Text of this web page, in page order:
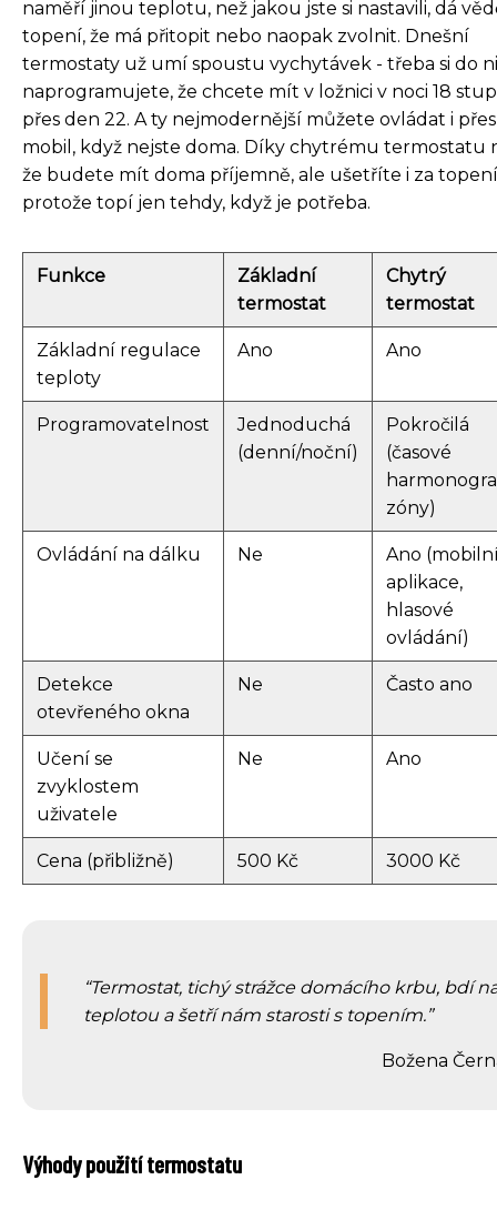
naměří jinou teplotu, než jakou jste si nastavili, dá
topení, že má přitopit nebo naopak zvolnit. Dnešní
termostaty už umí spoustu vychytávek - třeba si do
naprogramujete, že chcete mít v ložnici v noci 18
přes den 22. A ty nejmodernější můžete ovládat i přes
mobil, když nejste doma. Díky chytrému termostatu
že budete mít doma příjemně, ale ušetříte i za
protože topí jen tehdy, když je potřeba.
Funkce
Základní
termostat
Chytrý
termostat
Základní regulace
teploty
Ano Ano
Programovatelnost
Jednoduchá
(denní/noční)
Pokročilá
(časové
zóny)
Ovládání na dálku Ne
Ano
aplikace,
hlasové
ovládání)
Detekce
otevřeného okna
Ne Často ano
Učení se
zvyklostem
uživatele
Ne Ano
Cena (přibližně) 500 Kč 3000 Kč
Termostat, tichý strážce domácího krbu, bdí
teplotou a šetří nám starosti s topením.
Božena
Výhody použití termostatu